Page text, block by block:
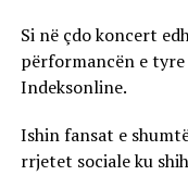
Si në çdo koncert
përformancën e tyre
Indeksonline.
Ishin fansat e
rrjetet sociale ku